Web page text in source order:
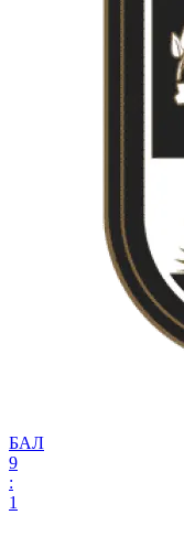
БАЛ
9
:
1